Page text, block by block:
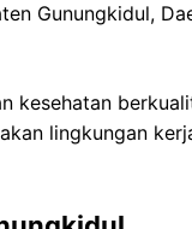
Gunungkidul,
kesehatan
lingkungan